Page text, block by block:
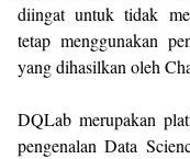
diingat untuk tidak
tetap menggunakan
yang dihasilkan oleh
DQLab merupakan
pengenalan Data